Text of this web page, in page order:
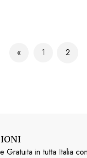
Pagina
Pagina
PrecedentePagina
1 2
Gratuita in tutta Italia